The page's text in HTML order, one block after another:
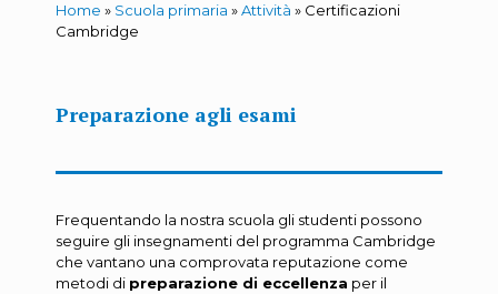
Home » Scuola primaria »Attività » Certificazioni
Cambridge
Preparazione agli esami
Frequentando la nostra scuola gli studenti possono
seguire gli insegnamenti del programma Cambridge
che vantano una comprovata reputazione come
metodi di preparazione di eccellenza per il